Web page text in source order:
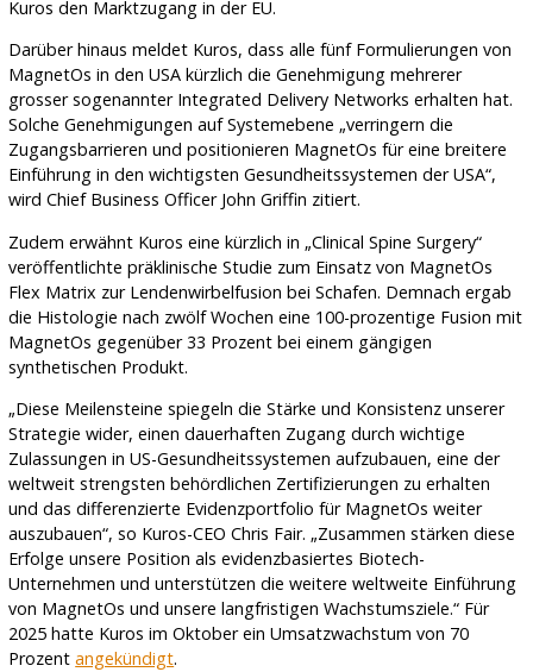
Kuros den Marktzugang in der EU.
Darüber hinaus meldet Kuros, dass alle fünf Formulierungen von
MagnetOs in den USA kürzlich die Genehmigung mehrerer
grosser sogenannter Integrated Delivery Networks erhalten hat.
Solche Genehmigungen auf Systemebene „verringern die
Zugangsbarrieren und positionieren MagnetOs für eine breitere
Einführung in den wichtigsten Gesundheitssystemen der USA“,
wird Chief Business Officer John Griffin zitiert.
Zudem erwähnt Kuros eine kürzlich in „Clinical Spine Surgery“
veröffentlichte präklinische Studie zum Einsatz von MagnetOs
Flex Matrix zur Lendenwirbelfusion bei Schafen. Demnach ergab
die Histologie nach zwölf Wochen eine 100-prozentige Fusion mit
MagnetOs gegenüber 33 Prozent bei einem gängigen
synthetischen Produkt.
„Diese Meilensteine spiegeln die Stärke und Konsistenz unserer
Strategie wider, einen dauerhaften Zugang durch wichtige
Zulassungen in US-Gesundheitssystemen aufzubauen, eine der
weltweit strengsten behördlichen Zertifizierungen zu erhalten
und das differenzierte Evidenzportfolio für MagnetOs weiter
auszubauen“, so Kuros-CEO Chris Fair. „Zusammen stärken diese
Erfolge unsere Position als evidenzbasiertes Biotech-
Unternehmen und unterstützen die weitere weltweite Einführung
von MagnetOs und unsere langfristigen Wachstumsziele.“ Für
2025 hatte Kuros im Oktober ein Umsatzwachstum von 70
Prozentangekündigt.